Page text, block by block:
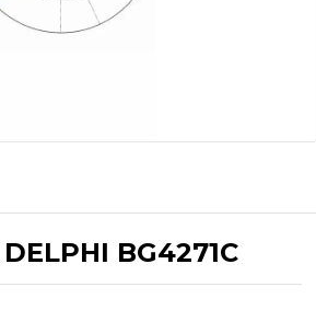
DELPHI BG4271C